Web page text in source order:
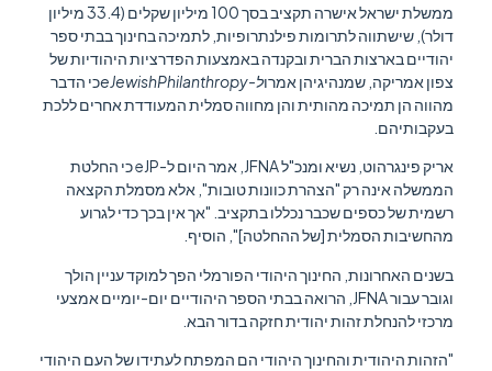
ממשלת ישראל אישרה תקציב בסך 100 מיליון שקלים (33.4 מיליון
דולר), שישתווה לתרומות פילנתרופיות, לתמיכה בחינוך בבתי ספר
יהודיים בארצות הברית ובקנדה באמצעות הפדרציות היהודיות של
צפון אמריקה, שמנהיגיהן אמרול-eJewishPhilanthropy
כי הדבר
מהווה הן תמיכה מהותית והן מחווה סמלית המעודדת אחרים ללכת
בעקבותיהם.
אריק פינגרהוט, נשיא ומנכ"ל JFNA, אמר היום ל-eJP כי החלטת
הממשלה אינה רק "הצהרת כוונות טובות", אלא מסמלת הקצאה
רשמית של כספים שכבר נכללו בתקציב. "אך אין בכך כדי לגרוע
מהחשיבות הסמלית [של ההחלטה]", הוסיף.
בשנים האחרונות, החינוך היהודי הפורמלי הפך למוקד עניין הולך
וגובר עבור JFNA, הרואה בבתי הספר היהודיים יום-יומיים אמצעי
מרכזי להנחלת זהות יהודית חזקה בדור הבא.
"הזהות היהודית והחינוך היהודי הם המפתח לעתידו של העם היהודי